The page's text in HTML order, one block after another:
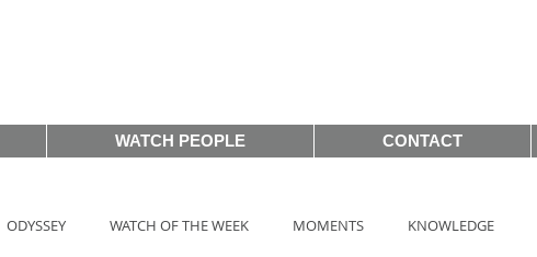
WATCH PEOPLE CONTACT
ODYSSEY WATCH OF THE WEEK MOMENTS KNOWLEDGE